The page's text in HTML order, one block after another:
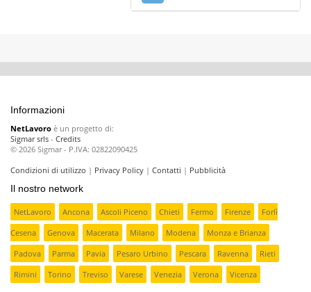
Informazioni
NetLavoro è un progetto di:
Sigmar srls - Credits
© 2026 Sigmar - P.IVA: 02822090425
Condizioni di utilizzo | Privacy Policy | Contatti | Pubblicità
Il nostro network
NetLavoro Ancona Ascoli Piceno Chieti Fermo Firenze
Forlì
Cesena
Genova Macerata Milano Modena
Monza e Brianza
Padova
Parma Pavia Pesaro Urbino Pescara Ravenna
Rieti
Rimini
Torino Treviso Varese Venezia Verona Vicenza